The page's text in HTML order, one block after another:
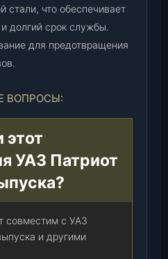
стали, что обеспечивает
долгий срок службы.
для предотвращения
ВОПРОСЫ:
этот
УАЗ Патриот
совместим с УАЗ
и другими